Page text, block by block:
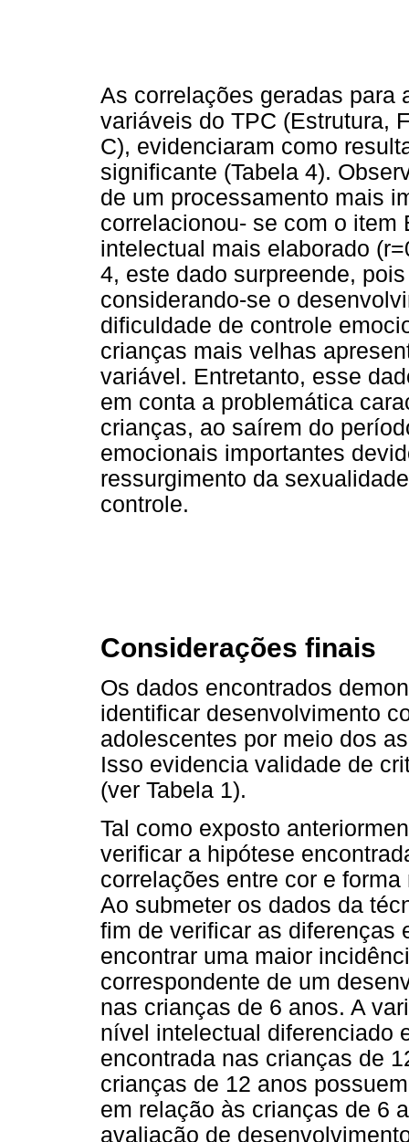
As correlações geradas para
variáveis do TPC (Estrutura,
C), evidenciaram como
significante (Tabela 4).
de um processamento mais
correlacionou- se com o
intelectual mais elaborado
4, este dado surpreende,
considerando-se o
dificuldade de controle
crianças mais velhas
variável. Entretanto, esse
em conta a problemática
crianças, ao saírem do
emocionais importantes
ressurgimento da
controle.
Considerações finais
Os dados encontrados
identificar desenvolvimento
adolescentes por meio dos
Isso evidencia validade de
(ver Tabela 1).
Tal como exposto
verificar a hipótese
correlações entre cor e
Ao submeter os dados da
fim de verificar as diferenças
encontrar uma maior
correspondente de um
nas crianças de 6 anos. A
nível intelectual diferenciado
encontrada nas crianças de
crianças de 12 anos
em relação às crianças de 6
avaliação de